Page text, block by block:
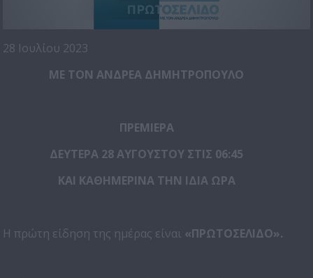
28 Ιουλίου 2023
ΜΕ ΤΟΝ ΑΝΔΡΕΑ ΔΗΜΗΤΡΟΠΟΥΛΟ
ΠΡΕΜΙΕΡΑ
ΔΕΥΤΕΡΑ 28 ΑΥΓΟΥΣΤΟΥ ΣΤΙΣ 06:45
ΚΑΙ ΚΑΘΗΜΕΡΙΝΑ ΤΗΝ ΙΔΙΑ ΩΡΑ
Η πρώτη είδηση της ημέρας είναι «ΠΡΩΤΟΣΕΛΙΔΟ».